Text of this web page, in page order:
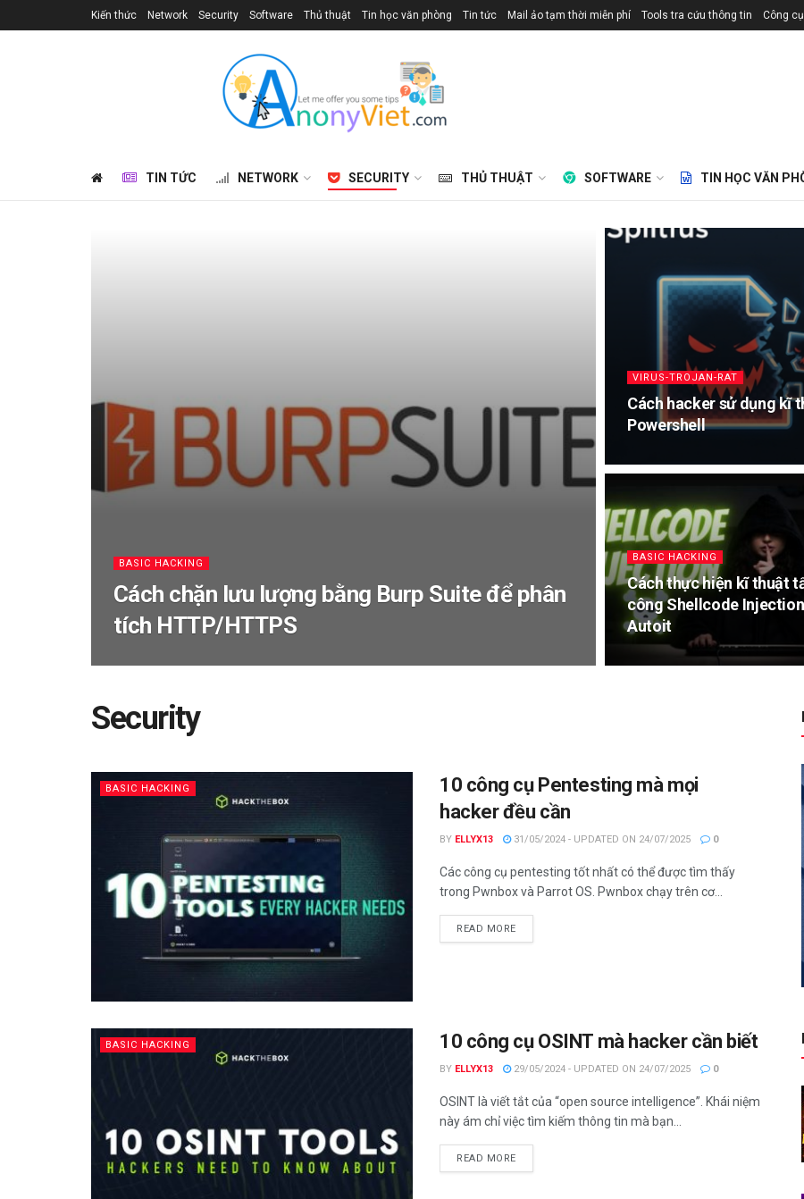
Kiến thức Network Security Software Thủ thuật Tin học văn phòng Tin tức Mail ảo tạm thời miễn phí Tools tra cứu thông tin Công
TIN TỨC NETWORK SECURITY THỦ THUẬT SOFTWARE TIN HỌC VĂN
BASIC HACKING
Cách chặn lưu lượng bằng Burp Suite để phân
tích HTTP/HTTPS
VIRUS-TROJAN-RAT
Cách hacker sử dụng kĩ
Powershell
BASIC HACKING
Cách thực hiện kĩ thuật
công Shellcode
Autoit
Security
BASIC HACKING
10 công cụ Pentesting mà mọi
hacker đều cần
BY ELLYX13 31/05/2024 - UPDATED ON 24/07/2025 0
Các công cụ pentesting tốt nhất có thể được tìm thấy
trong Pwnbox và Parrot OS. Pwnbox chạy trên cơ...
READ MOREDETAILS
BASIC HACKING 10 công cụ OSINT mà hacker cần biết
BY ELLYX13 29/05/2024 - UPDATED ON 24/07/2025 0
OSINT là viết tắt của “open source intelligence”. Khái niệm
này ám chỉ việc tìm kiếm thông tin mà bạn...
READ MOREDETAILS